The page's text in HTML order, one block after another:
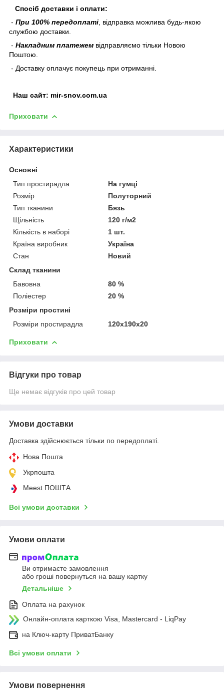
Спосіб доставки і оплати:
- При 100% передоплаті , відправка можлива будь-якою
службою доставки.
- Накладним платежем відправляємо тільки Новою
Поштою.
- Доставку оплачує покупець при отриманні.
Наш сайт: mir-snov.com.ua
Приховати
Характеристики
Основні
Тип простирадла
На гумці
Розмір
Полуторний
Тип тканини
Бязь
Щільність
120 г/м2
Кількість в наборі
1 шт.
Країна виробник
Україна
Стан
Новий
Склад тканини
Бавовна
80 %
Поліестер
20 %
Розміри простині
Розміри простирадла
120х190х20
Приховати
Відгуки про товар
Ще немає відгуків про цей товар
Умови доставки
Доставка здійснюється тільки по передоплаті.
Нова Пошта
Укрпошта
Meest ПОШТА
Всі умови доставки
Умови оплати
Ви отримаєте замовлення
або гроші повернуться на вашу картку
Детальніше
Оплата на рахунок
Онлайн-оплата карткою Visa, Mastercard - LiqPay
на Ключ-карту ПриватБанку
Всі умови оплати
Умови повернення